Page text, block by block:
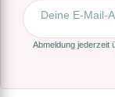
E-Mail-Adresse
Abmeldung jederzeit